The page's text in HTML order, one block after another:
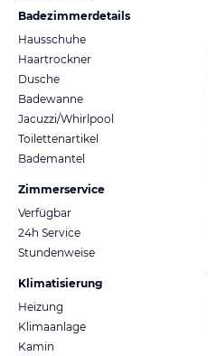
Badezimmerdetails
Hausschuhe
Haartrockner
Dusche
Badewanne
Jacuzzi/Whirlpool
Toilettenartikel
Bademantel
Zimmerservice
Verfügbar
24h Service
Stundenweise
Klimatisierung
Heizung
Klimaanlage
Kamin